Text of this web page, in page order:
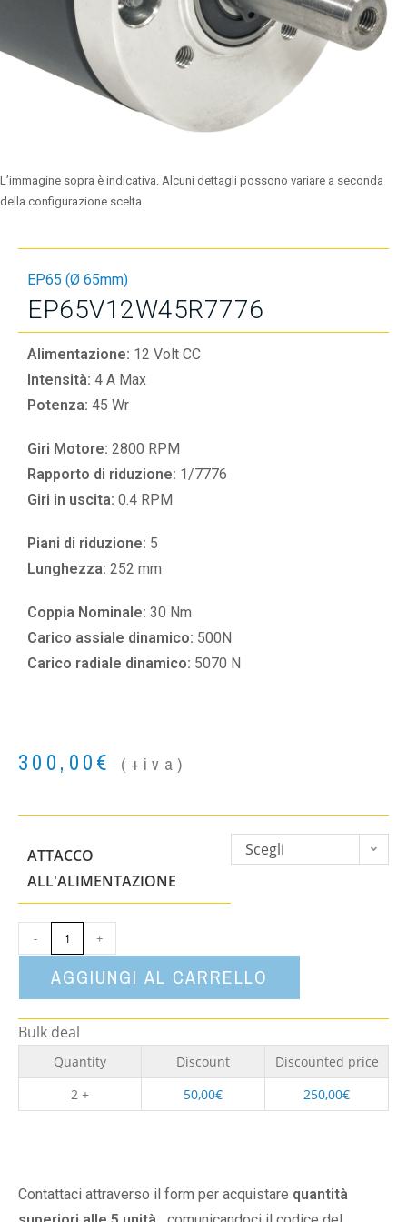
L’immagine sopra è indicativa. Alcuni dettagli possono variare a seconda
della configurazione scelta.
EP65 (Ø 65mm)
EP65V12W45R7776
Alimentazione: 12 Volt CC
Intensità: 4 A Max
Potenza: 45 Wr
Giri Motore: 2800 RPM
Rapporto di riduzione: 1/7776
Giri in uscita: 0.4 RPM
Piani di riduzione: 5
Lunghezza: 252 mm
Coppia Nominale: 30 Nm
Carico assiale dinamico: 500N
Carico radiale dinamico: 5070 N
300,00€ (+iva)
ATTACCO
ALL'ALIMENTAZIONE
Scegli
- +
AGGIUNGI AL CARRELLO
Bulk deal
Quantity Discount
Discounted price
2 +
50,00€ 250,00€
Contattaci attraverso il form per acquistare quantità